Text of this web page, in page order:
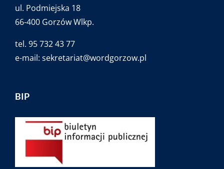
ul. Podmiejska 18
66-400 Gorzów Wlkp.
tel. 95 732 43 77
e-mail: sekretariat@wordgorzow.pl
BIP